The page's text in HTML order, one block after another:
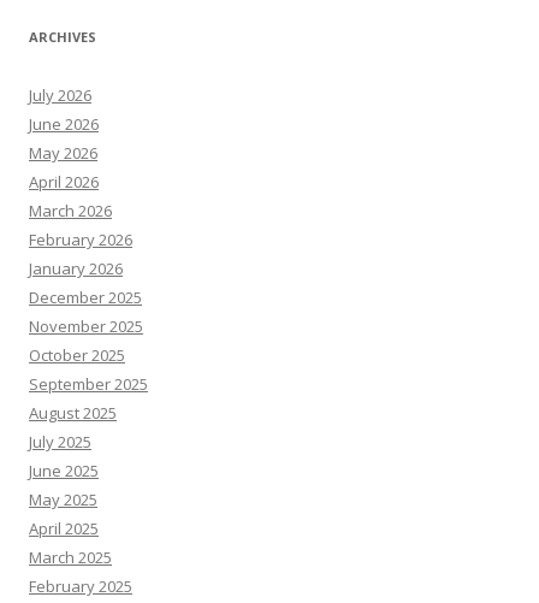
ARCHIVES
July 2026
June 2026
May 2026
April 2026
March 2026
February 2026
January 2026
December 2025
November 2025
October 2025
September 2025
August 2025
July 2025
June 2025
May 2025
April 2025
March 2025
February 2025